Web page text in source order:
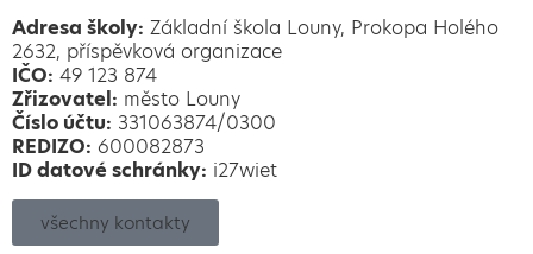
Adresa školy: Základní škola Louny, Prokopa Holého
2632, příspěvková organizace
IČO: 49 123 874
Zřizovatel: město Louny
Číslo účtu: 331063874/0300
REDIZO: 600082873
ID datové schránky: i27wiet
všechny kontakty